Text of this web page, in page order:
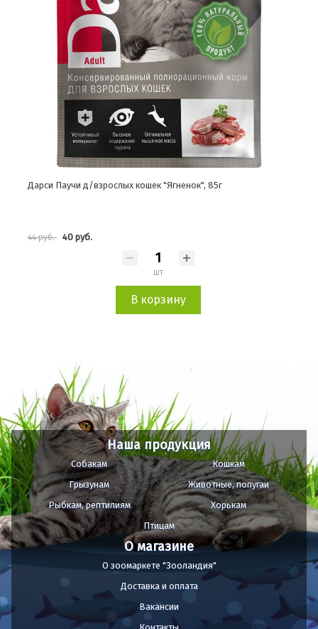
Дарси Паучи д/взрослых кошек "Ягненок", 85г
44 руб. 40 руб.
шт
В корзину
Наша продукция
Собакам
Кошкам
Грызунам
Животные, попугаи
Рыбкам, рептилиям
Хорькам
Птицам
О магазине
О зоомаркете "Зооландия"
Доставка и оплата
Вакансии